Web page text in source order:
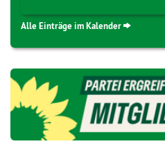
Alle Einträge im Kalender